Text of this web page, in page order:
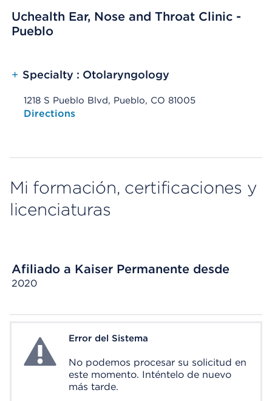
Uchealth Ear, Nose and Throat Clinic -
Pueblo
+ Specialty : Otolaryngology
1218 S Pueblo Blvd, Pueblo, CO 81005
Opens native map application on mobile devices
Directions
Mi formación, certificaciones y
licenciaturas
Afiliado a Kaiser Permanente desde
2020
System ErrorError del Sistema
No podemos procesar su solicitud en
este momento. Inténtelo de nuevo
más tarde.